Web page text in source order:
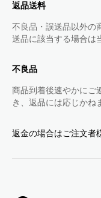
返品送料
不良品・誤送品以外の
送品に該当する場合は
不良品
商品到着後速やかにご
き、返品には応じかね
返金の場合はご注文者